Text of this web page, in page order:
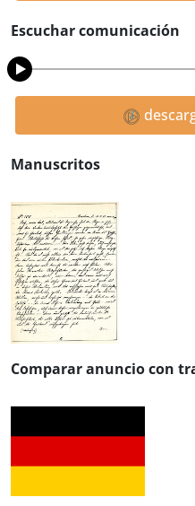
Escuchar comunicación
Manuscritos
Comparar anuncio con